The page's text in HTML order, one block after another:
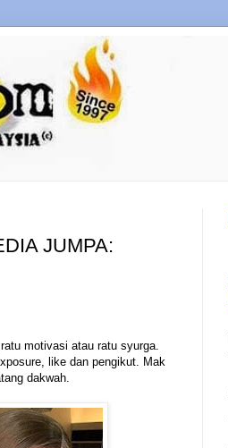
JUMPA:
motivasi atau ratu syurga.
like dan pengikut. Mak
dakwah.